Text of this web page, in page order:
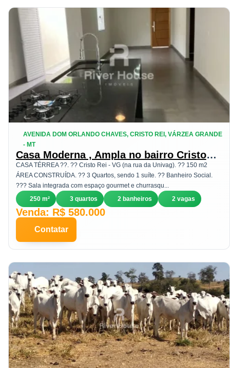
AVENIDA DOM ORLANDO CHAVES, CRISTO REI, VÁRZEA GRANDE
- MT
Casa Moderna , Ampla no bairro Cristo
Rei próximo a Univag,Atacado Assaí 580
mil
CASA TÉRREA ??. ?? Cristo Rei - VG (na rua da Univag). ?? 150 m2
ÁREA CONSTRUÍDA. ?? 3 Quartos, sendo 1 suíte. ?? Banheiro Social.
??? Sala integrada com espaço gourmet e churrasqu...
250 m²
3 quartos 2 banheiros 2 vagas
Venda: R$ 580.000
Contatar